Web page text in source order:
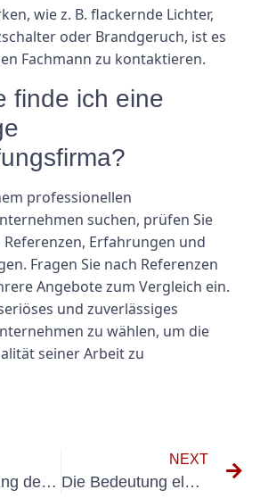
wie z. B. flackernde Lichter,
oder Brandgeruch, ist es
Fachmann zu kontaktieren.
finde ich eine
professionellen
suchen, prüfen Sie
Erfahrungen und
Fragen Sie nach Referenzen
Angebote zum Vergleich ein.
und zuverlässiges
zu wählen, um die
seiner Arbeit zu
Die Bedeutung des Prüfprotokolls für die Gewährleistung der elektrischen Sicherheit von Geräten
NEXT
Die Bedeutung elektrischer Tests: Warum Sie sie nicht auslassen sollten